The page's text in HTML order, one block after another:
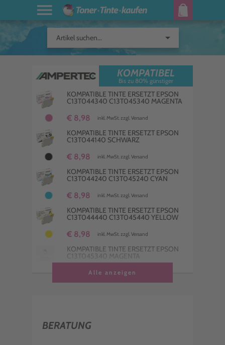
Artikel suchen... arrow_drop_down
KOMPATIBEL
Bis zu 80% günstiger
KOMPATIBLE TINTE ERSETZT EPSON
C13T044340 C13T045340 MAGENTA
€ 8,98 inkl. MwSt. zzgl. Versand
KOMPATIBLE TINTE ERSETZT EPSON
C13T044140 SCHWARZ
€ 8,98 inkl. MwSt. zzgl. Versand
KOMPATIBLE TINTE ERSETZT EPSON
C13T044240 C13T045240 CYAN
€ 8,98 inkl. MwSt. zzgl. Versand
KOMPATIBLE TINTE ERSETZT EPSON
C13T044440 C13T045440 YELLOW
€ 8,98 inkl. MwSt. zzgl. Versand
KOMPATIBLE TINTE ERSETZT EPSON
C13T045340 MAGENTA
€ 8,98 inkl. MwSt. zzgl. Versand
KOMPATIBLE TINTE ERSETZT EPSON
Alle anzeigen
BERATUNG